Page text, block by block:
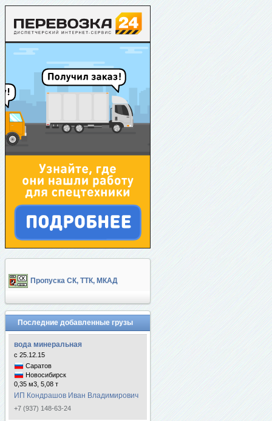
Пропуска СК, ТТК, МКАД
Последние добавленные грузы
вода минеральная
с 25.12.15
Саратов
Новосибирск
0,35 м3, 5,08 т
ИП Кондрашов Иван Владимирович
+7 (937) 148-63-24